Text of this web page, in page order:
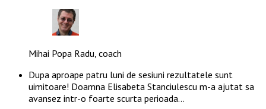
Mihai Popa Radu, coach
Dupa aproape patru luni de sesiuni rezultatele sunt
uimitoare! Doamna Elisabeta Stanciulescu m-a ajutat sa
avansez intr-o foarte scurta perioada…